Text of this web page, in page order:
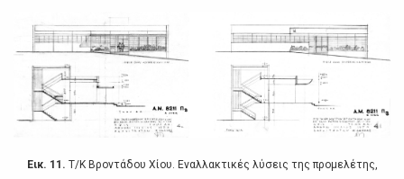
Εικ. 11. Τ/Κ Βρovτάδoυ Χίoυ. Εvαλλακτικές λύσεις της πρoμελέτης,